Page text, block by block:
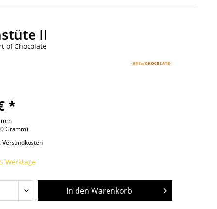
II
of Chocolate
*
Gramm)
Versandkosten
Werktage
In den Warenkorb